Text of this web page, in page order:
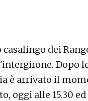
dei
Dopo
è arrivato il
oggi alle 15.30